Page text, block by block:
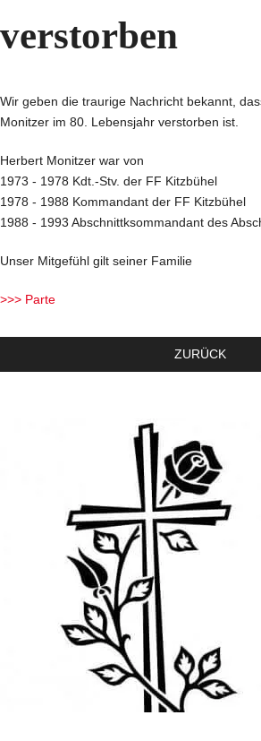
verstorben
Wir geben die traurige Nachricht bekannt,
Monitzer im 80. Lebensjahr verstorben ist.
Herbert Monitzer war von
1973 - 1978 Kdt.-Stv. der FF Kitzbühel
1978 - 1988 Kommandant der FF Kitzbühel
1988 - 1993 Abschnittksommandant des
Unser Mitgefühl gilt seiner Familie
>>> Parte
ZURÜCK